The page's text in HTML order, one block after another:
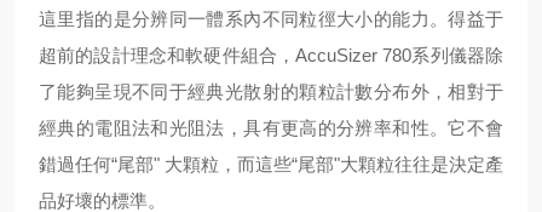
這里指的是分辨同一體系內不同粒徑大小的能力。得益于
超前的設計理念和軟硬件組合，AccuSizer 780系列儀器除
了能夠呈現不同于經典光散射的顆粒計數分布外，相對于
經典的電阻法和光阻法，具有更高的分辨率和性。它不會
錯過任何“尾部" 大顆粒，而這些“尾部"大顆粒往往是決定產
品好壞的標準。